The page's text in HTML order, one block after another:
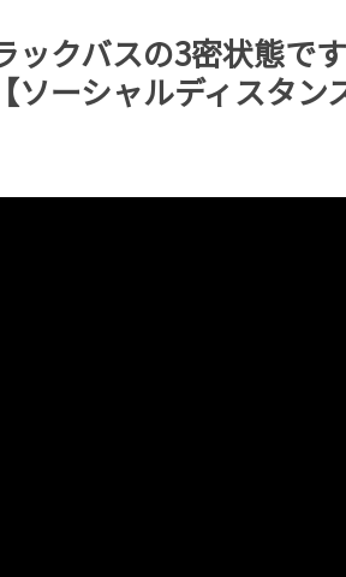
ックバスの3密状態です
ソーシャルディスタン